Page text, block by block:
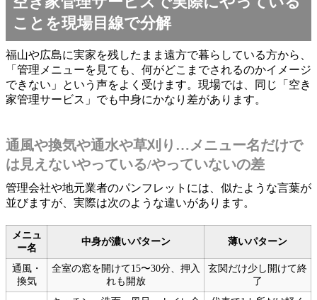
ことを現場目線で分解
福山や広島に実家を残したまま遠方で暮らしている方から、
「管理メニューを見ても、何がどこまでされるのかイメージ
できない」という声をよく受けます。現場では、同じ「空き
家管理サービス」でも中身にかなり差があります。
通風や換気や通水や草刈り…メニュー名だけで
は見えないやっている/やっていないの差
管理会社や地元業者のパンフレットには、似たような言葉が
並びますが、実際は次のような違いがあります。
メニュ
ー名
中身が濃いパターン 薄いパターン
通風・
換気
全室の窓を開けて15〜30分、押入
れも開放
玄関だけ少し開けて終
了